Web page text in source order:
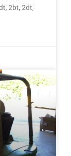
2bt, 2dt,